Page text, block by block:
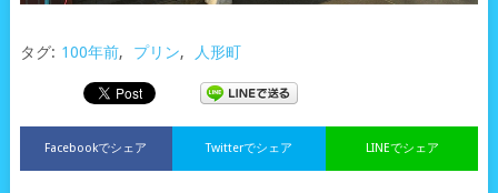
タグ: 100年前, プリン, 人形町
Facebookでシェア LINEでシェア
Twitterでシェア